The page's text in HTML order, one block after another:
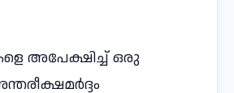
അപേക്ഷിച്ച് ഒരു